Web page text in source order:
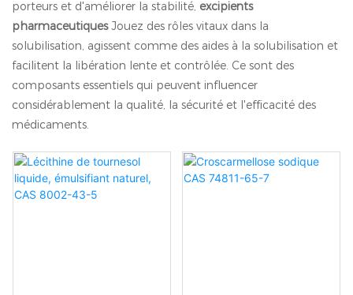
porteurs et d'améliorer la stabilité, excipients
pharmaceutiquesJouez des rôles vitaux dans la
solubilisation, agissent comme des aides à la solubilisation et
facilitent la libération lente et contrôlée. Ce sont des
composants essentiels qui peuvent influencer
considérablement la qualité, la sécurité et l'efficacité des
médicaments.